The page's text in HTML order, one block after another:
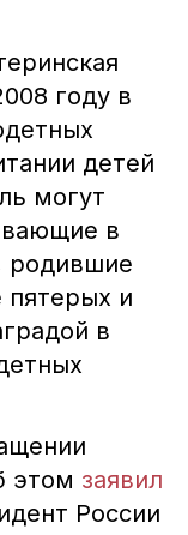
году в
детей
могут
в
родившие
пятерых и
в
этом заявил
России